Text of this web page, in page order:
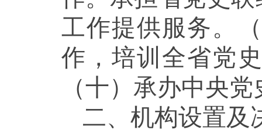
工作提供服务。
作，培训全省党
（十）承办中央
二、机构设置及